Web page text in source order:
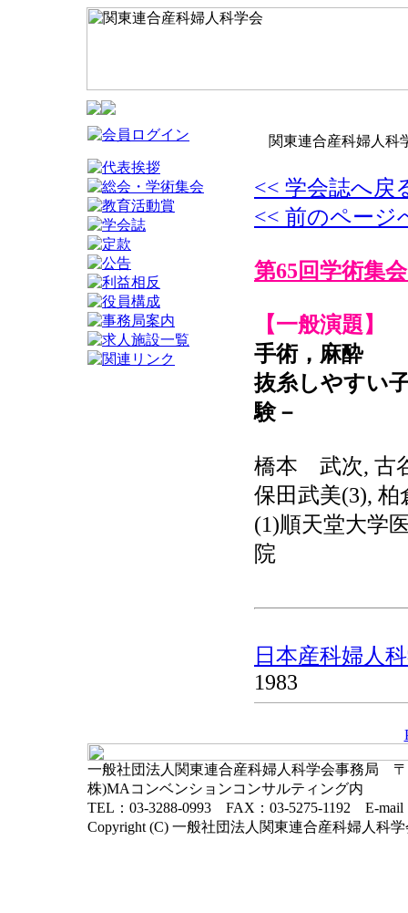
関東連合産科婦人科
<< 学会誌へ戻
<< 前のページ
第65回学術集会
【一般演題】
手術，麻酔
抜糸しやすい
験－
橋本 武次, 古
保田武美(3),
(1)順天堂大学
院
日本産科婦人
1983
一般社団法人関東連合産科婦人科学会事務局 〒
株)MAコンベンションコンサルティング内
TEL：03-3288-0993 FAX：03-5275-1192 E-mail
Copyright (C) 一般社団法人関東連合産科婦人科